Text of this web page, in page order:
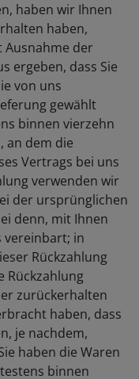
haben wir Ihnen
haben,
Ausnahme der
ergeben, dass Sie
von uns
gewählt
binnen vierzehn
an dem die
Vertrags bei uns
verwenden wir
der ursprünglichen
denn, mit Ihnen
vereinbart; in
Rückzahlung
Rückzahlung
zurückerhalten
haben, dass
je nachdem,
haben die Waren
binnen